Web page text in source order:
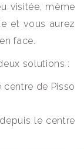
visitée, même
et vous aurez
face.
solutions :
centre de Pisso
le centre